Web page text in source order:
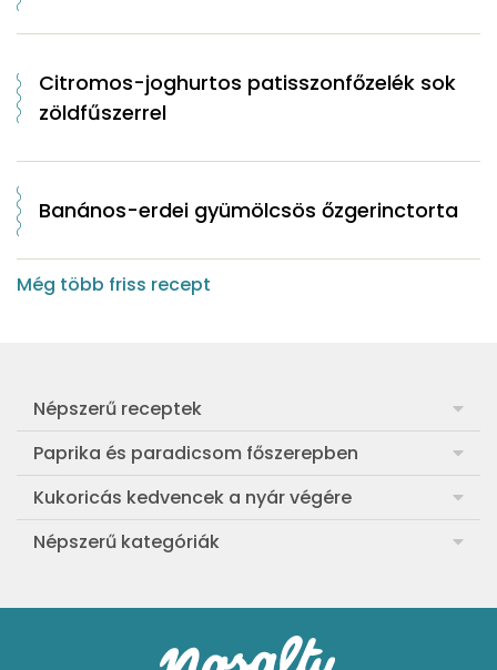
Citromos-joghurtos patisszonfőzelék sok
zöldfűszerrel
Banános-erdei gyümölcsös őzgerinctorta
Még több friss recept
Népszerű receptek
Frankfurti leves
Egyszerű muffin
Aranygaluska
Egyszerű krumplifőzelék
Klasszikus madártej
Paprika és paradicsom főszerepben
Pan con Tomate
Paradicsom és paprika eltevése télre
Paradicsomos húsgombóc
Paradicsomos flat tart leveles tésztából
Kukoricás kedvencek a nyár végére
Legfinomabb főtt kukorica
Bang bang kukorica
Szójás-vajas grillkukoricák
Népszerű kategóriák